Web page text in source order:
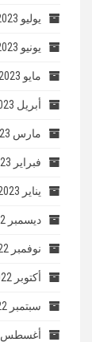
يوليو 2023
يونيو 2023
مايو 2023
أبريل 2023
مارس 2023
فبراير 2023
يناير 2023
ديسمبر 2022
نوفمبر 2022
أكتوبر 2022
سبتمبر 2022
أغسطس 2022